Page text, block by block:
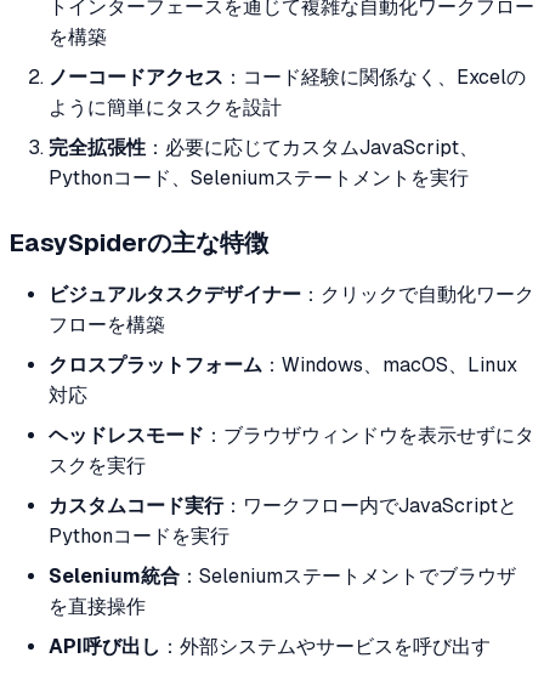
トインターフェースを通じて複雑な自動化ワークフロー
を構築
ノーコードアクセス ：コード経験に関係なく、Excelの
ように簡単にタスクを設計
完全拡張性 ：必要に応じてカスタムJavaScript、
Pythonコード、Seleniumステートメントを実行
EasySpiderの主な特徴
ビジュアルタスクデザイナー ：クリックで自動化ワーク
フローを構築
クロスプラットフォーム ：Windows、macOS、Linux
対応
ヘッドレスモード ：ブラウザウィンドウを表示せずにタ
スクを実行
カスタムコード実行：ワークフロー内でJavaScriptと
Pythonコードを実行
Selenium統合 ：Seleniumステートメントでブラウザ
を直接操作
API呼び出し ：外部システムやサービスを呼び出す